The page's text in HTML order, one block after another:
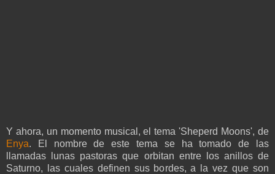
Y ahora, un momento musical, el tema 'Sheperd Moons', de
Enya. El nombre de este tema se ha tomado de las
llamadas lunas pastoras que orbitan entre los anillos de
Saturno, las cuales definen sus bordes, a la vez que son